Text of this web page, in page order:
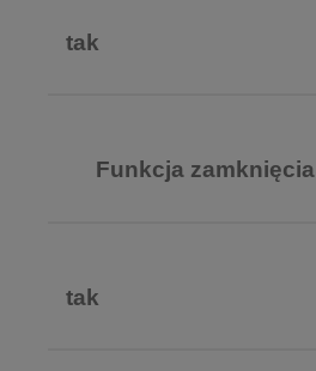
tak
Funkcja zamknięcia
tak